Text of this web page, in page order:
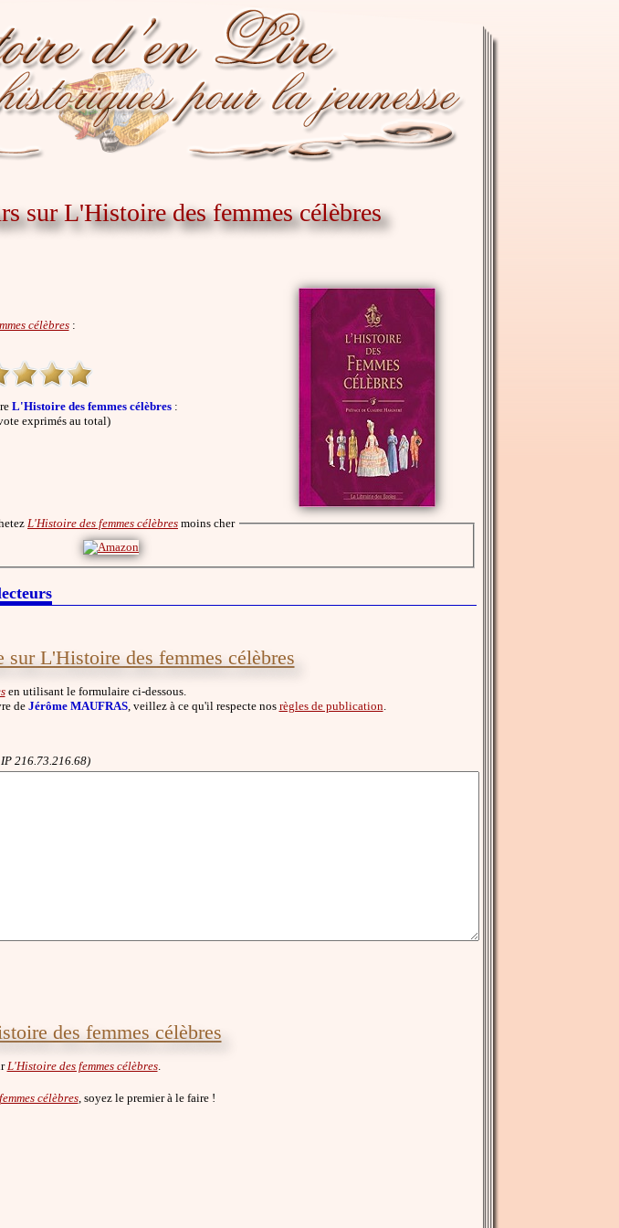
sur L'Histoire des femmes célèbres
célèbres:
L'Histoire des femmes célèbres:
exprimés au total)
L'Histoire des femmes célèbres moins cher
sur L'Histoire des femmes célèbres
en utilisant le formulaire ci-dessous.
deJérôme MAUFRAS, veillez à ce qu'il respecte nos règles de publication
216.73.216.68)
des femmes célèbres
L'Histoire des femmes célèbres.
célèbres, soyez le premier à le faire !